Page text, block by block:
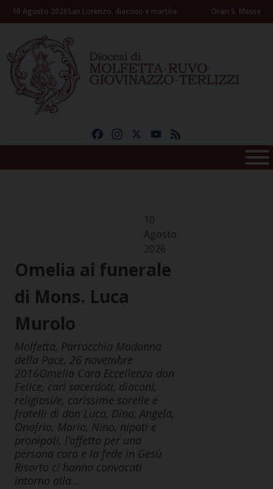
Skip10 Agosto 2026San Lorenzo, diacono e martire Orari S. Messe
FacebookInstagramYouTube
10
Agosto
2026
Omelia ai funerale
di Mons. Luca
Murolo
Molfetta, Parrocchia Madonna
della Pace, 26 novembre
2016Omelia Cara Eccellenza don
Felice, cari sacerdoti, diaconi,
religiosi/e, carissime sorelle e
fratelli di don Luca, Dina, Angela,
Onofrio, Mario, Nino, nipoti e
pronipoti, l’affetto per una
persona cara e la fede in Gesù
Risorto ci hanno convocati
intorno alla…